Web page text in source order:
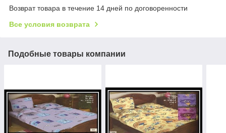
Возврат товара в течение 14 дней по договоренности
Все условия возврата
Подобные товары компании